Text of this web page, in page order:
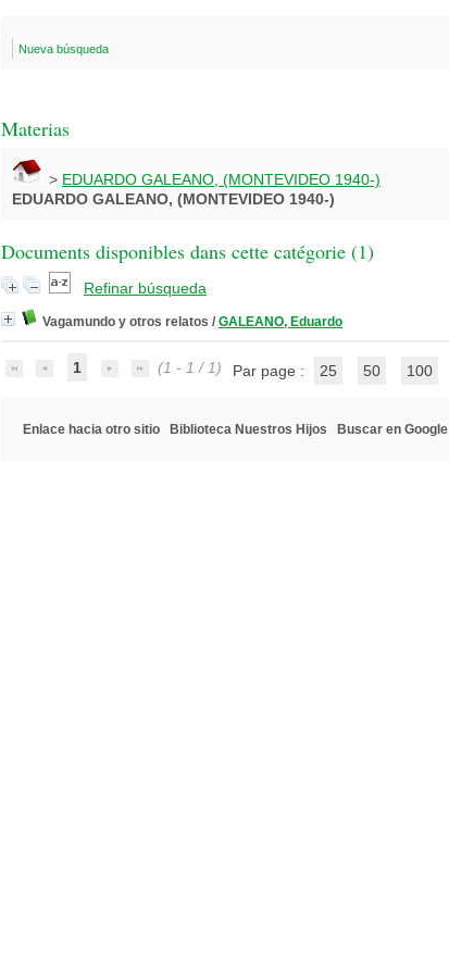
Nueva búsqueda
Materias
> EDUARDO GALEANO, (MONTEVIDEO 1940-)
EDUARDO GALEANO, (MONTEVIDEO 1940-)
Documents disponibles dans cette catégorie (1)
Refinar búsqueda
Vagamundo y otros relatos / GALEANO, Eduardo
1 (1 - 1 / 1) Par page : 25 50 100
Enlace hacia otro sitio Biblioteca Nuestros Hijos Buscar en Google